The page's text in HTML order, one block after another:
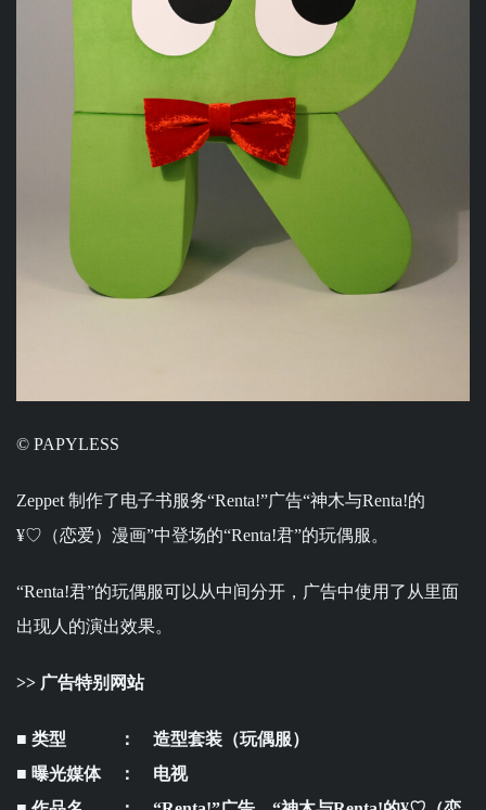
© PAPYLESS
Zeppet 制作了电子书服务“Renta!”广告“神木与Renta!的
¥♡（恋爱）漫画”中登场的“Renta!君”的玩偶服。
“Renta!君”的玩偶服可以从中间分开，广告中使用了从里面
出现人的演出效果。
>> 广告特别网站
■ 类型 ： 造型套装 （玩偶服）
■ 曝光媒体 ： 电视